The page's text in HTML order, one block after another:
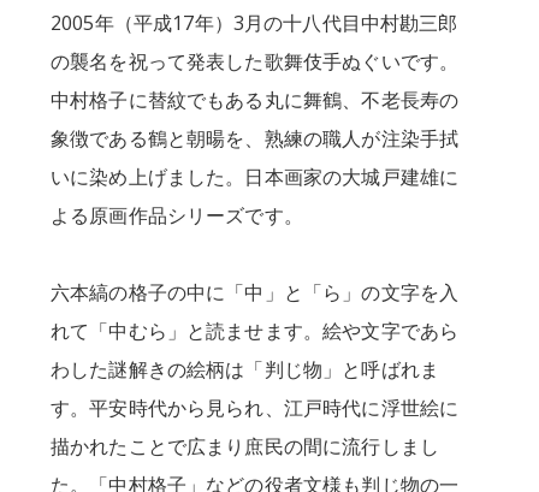
2005年（平成17年）3月の十八代目中村勘三郎
の襲名を祝って発表した歌舞伎手ぬぐいです。
中村格子に替紋でもある丸に舞鶴、不老長寿の
象徴である鶴と朝暘を、熟練の職人が注染手拭
いに染め上げました。日本画家の大城戸建雄に
よる原画作品シリーズです。
六本縞の格子の中に「中」と「ら」の文字を入
れて「中むら」と読ませます。絵や文字であら
わした謎解きの絵柄は「判じ物」と呼ばれま
す。平安時代から見られ、江戸時代に浮世絵に
描かれたことで広まり庶民の間に流行しまし
た。「中村格子」などの役者文様も判じ物の一